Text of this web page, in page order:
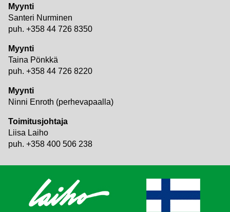
Myynti
Santeri Nurminen
puh. +358 44 726 8350
Myynti
Taina Pönkkä
puh. +358 44 726 8220
Myynti
Ninni Enroth (perhevapaalla)
Toimitusjohtaja
Liisa Laiho
puh. +358 400 506 238